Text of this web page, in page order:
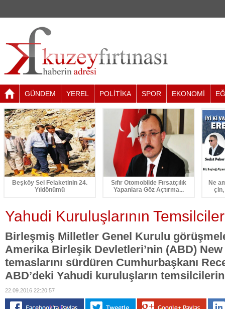
GÜNDEM YEREL POLİTİKA SPOR EKONOMİ
Beşköy Sel Felaketinin 24.
Yıldönümü
Sıfır Otomobilde Fırsatçılık
Yapanlara Göz Açtırma...
Ne
Yahudi Kuruluşlarının
Birleşmiş Milletler Genel Kurulu
Amerika Birleşik Devletleri’nin (ABD)
temaslarını sürdüren Cumhurbaşkanı
ABD’deki Yahudi kuruluşların
22.09.2016 22:20:57